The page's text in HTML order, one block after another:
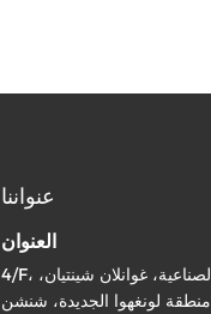
عنواننا
العنوان
4/F، المبنى 1، منطقة هايدوي الصناعية، غوانلان شينتيان،
منطقة لونغهوا الجديدة، شنشن